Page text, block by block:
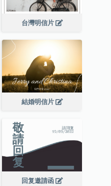
台灣明信片
結婚明信片
回复邀請函